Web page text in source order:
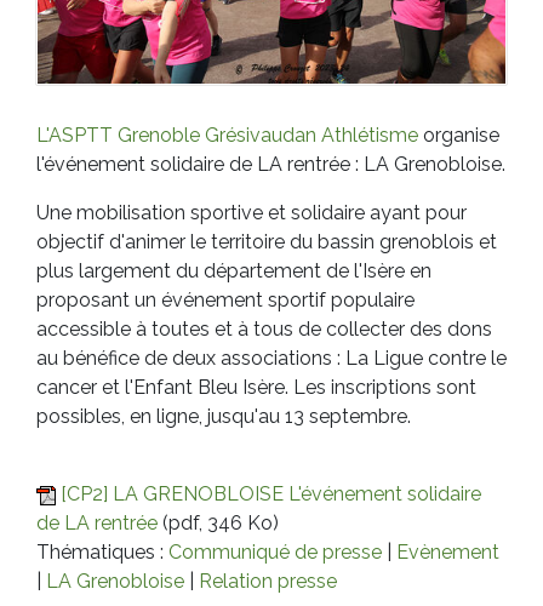
L'ASPTT Grenoble Grésivaudan Athlétisme organise
l'événement solidaire de LA rentrée : LA Grenobloise.
Une mobilisation sportive et solidaire ayant pour
objectif d'animer le territoire du bassin grenoblois et
plus largement du département de l'Isère en
proposant un événement sportif populaire
accessible à toutes et à tous de collecter des dons
au bénéfice de deux associations : La Ligue contre le
cancer et l'Enfant Bleu Isère. Les inscriptions sont
possibles, en ligne, jusqu'au 13 septembre.
[CP2] LA GRENOBLOISE L'événement solidaire
de LA rentrée (pdf, 346 Ko)
Thématiques : Communiqué de presse
Evènement
LA Grenobloise Relation presse